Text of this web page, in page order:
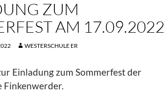
ZUM
AM 17.09.2022
WESTERSCHULE ER
Einladung zum Sommerfest der
Finkenwerder.